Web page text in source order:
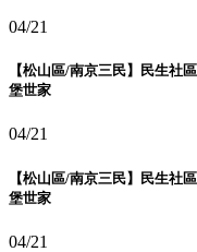
04/21
【松山區/南京三民】民生社
堡世家
04/21
【松山區/南京三民】民生社
堡世家
04/21